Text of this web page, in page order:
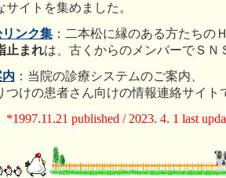
イトを集めました。
ンク集：二本松に縁のある方たちの
止まれは、古くからのメンバーでＳＮ
：当院の診療システムのご案内、
けの患者さん向けの情報連絡サイト
*1997.11.21 published / 2023. 4. 1 last